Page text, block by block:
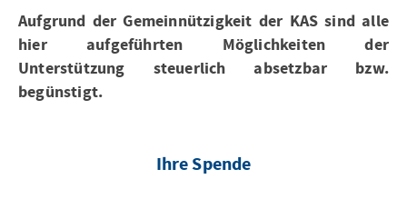
Aufgrund der Gemeinnützigkeit der KAS sind alle
hier aufgeführten Möglichkeiten der
Unterstützung steuerlich absetzbar bzw.
begünstigt.
Ihre Spende